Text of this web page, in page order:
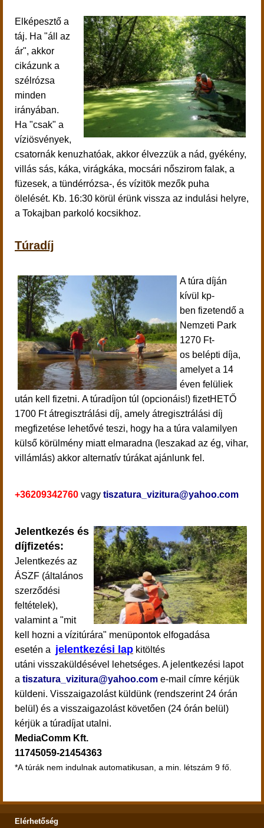
E lképesztő a
táj. Ha "áll az
ár", akkor
cikázunk a
szélrózsa
minden
irányában.
Ha "csak" a
víziösvények,
csatornák kenuzhatóak, akkor élvezzük a nád, gyékény,
villás sás, káka, virágkáka, mocsári nőszirom falak, a
füzesek, a tündérrózsa-, és vízitök mezők puha
ölelését. Kb. 16:30 körül érünk vissza az indulási helyre,
a Tokajban parkoló kocsikhoz.
Túradíj
A túra díján
kívül kp-
ben fizetendő a
Nemzeti Park
1270 Ft-
os belépti díja,
amelyet a 14
éven felüliek
után kell fizetni. A túradíjon túl (opcionáis!) fizetHETŐ
1700 Ft átregisztrálási díj, amely átregisztrálási díj
megfizetése lehetővé teszi, hogy ha a túra valamilyen
külső körülmény miatt elmaradna (leszakad az ég, vihar,
villámlás) akkor alternatív túrákat ajánlunk fel.
+36209342760 vagy tiszatura_vizitura@yahoo.com
Jelentkezés és
díjfizetés:
Jelentkezés az
ÁSZF (általános
szerződési
feltételek),
valamint a "mit
kell hozni a vízitúrára" menüpontok elfogadása
esetén a jelentkezési lap kitöltés
utáni visszaküldésével lehetséges. A jelentkezési lapot
a tiszatura_vizitura@yahoo.com e-mail címre kérjük
küldeni. Visszaigazolást küldünk (rendszerint 24 órán
belül) és a visszaigazolást követően (24 órán belül)
kérjük a túradíjat utalni.
MediaComm Kft.
11745059-21454363
*A túrák nem indulnak automatikusan, a min. létszám 9 fő.
Elérhetőség